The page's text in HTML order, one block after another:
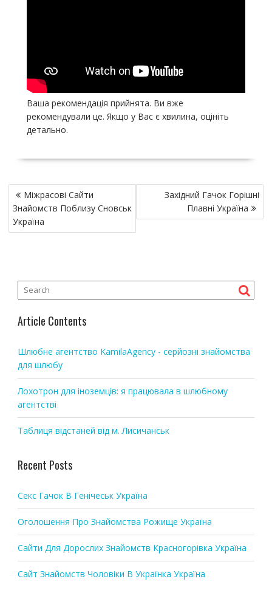
Ваша рекомендація прийнята. Ви вже
рекомендували це. Якщо у Вас є хвилина, оцініть
детально.
P
o
s
t
Міжрасові Сайти
Знайомств Поблизу Сновськ
Україна
Західний Гачок Горішні
Плавні Україна
Article Contents
Шлюбне агентство KamilaAgency - серйозні знайомства
для шлюбу
Лохотрон для іноземців: я працювала в шлюбному
агентстві
Таблиця відстаней від м. Лисичанськ
Recent Posts
Секс Гачок В Генічеськ Україна
Оголошення Про Знайомства Рожище Україна
Сайти Для Дорослих Знайомств Красногорівка Україна
Сайт Знайомств Чоловіки В Українка Україна